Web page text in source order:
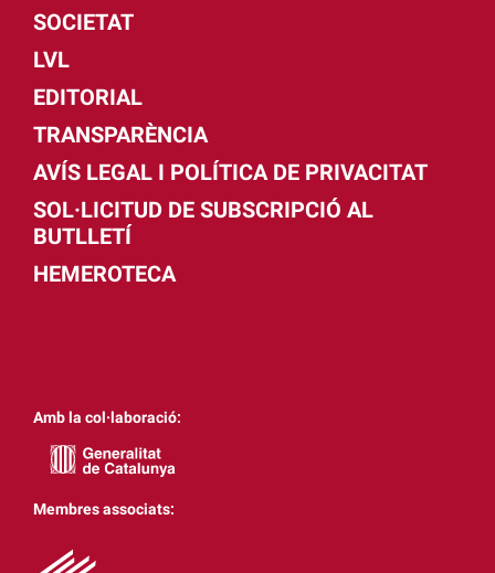
SOCIETAT
LVL
EDITORIAL
TRANSPARÈNCIA
AVÍS LEGAL I POLÍTICA DE PRIVACITAT
SOL·LICITUD DE SUBSCRIPCIÓ AL
BUTLLETÍ
HEMEROTECA
Amb la col·laboració:
Membres associats: